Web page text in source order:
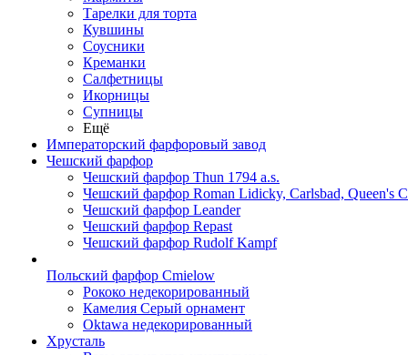
Тарелки для торта
Кувшины
Соусники
Креманки
Салфетницы
Икорницы
Супницы
Ещё
Императорский фарфоровый завод
Чешский фарфор
Чешский фарфор Thun 1794 a.s.
Чешский фарфор Roman Lidicky, Carlsbad, Queen's
Чешский фарфор Leander
Чешский фарфор Repast
Чешский фарфор Rudolf Kampf
Польский фарфор Сmielow
Рококо недекорированный
Камелия Серый орнамент
Oktawa недекорированный
Хрусталь